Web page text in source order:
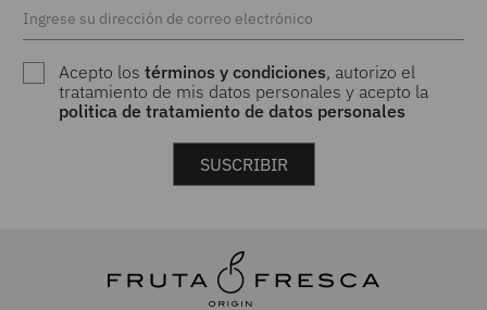
Acepto lostérminos y condiciones, autorizo el
tratamiento de mis datos personales y acepto la
politica de tratamiento de datos personales
SUSCRIBIR